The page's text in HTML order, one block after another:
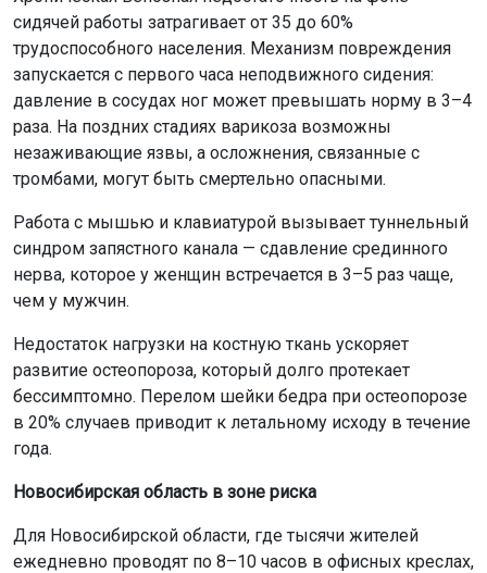
сидячей работы затрагивает от 35 до 60%
трудоспособного населения. Механизм повреждения
запускается с первого часа неподвижного сидения:
давление в сосудах ног может превышать норму в 3–4
раза. На поздних стадиях варикоза возможны
незаживающие язвы, а осложнения, связанные с
тромбами, могут быть смертельно опасными.
Работа с мышью и клавиатурой вызывает туннельный
синдром запястного канала — сдавление срединного
нерва, которое у женщин встречается в 3–5 раз чаще,
чем у мужчин.
Недостаток нагрузки на костную ткань ускоряет
развитие остеопороза, который долго протекает
бессимптомно. Перелом шейки бедра при остеопорозе
в 20% случаев приводит к летальному исходу в течение
года.
Новосибирская область в зоне риска
Для Новосибирской области, где тысячи жителей
ежедневно проводят по 8–10 часов в офисных креслах,